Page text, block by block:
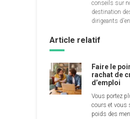
conseils sur
destination
dirigeants
Article relatif
Faire le
rachat de
d’emploi
Vous portez
cours et vous
poids des